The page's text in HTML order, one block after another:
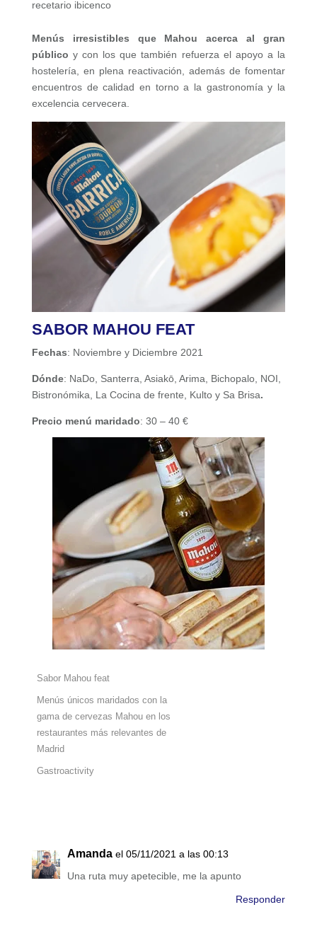
recetario ibicenco
Menús irresistibles que Mahou acerca al gran
público y con los que también refuerza el apoyo a la
hostelería, en plena reactivación, además de fomentar
encuentros de calidad en torno a la gastronomía y la
excelencia cervecera.
SABOR MAHOU FEAT
Fechas: Noviembre y Diciembre 2021
Dónde: NaDo, Santerra, Asiakō, Arima, Bichopalo, NOI,
Bistronómika, La Cocina de frente, Kulto y Sa Brisa.
Precio menú maridado: 30 – 40 €
Sabor Mahou feat
Menús únicos maridados con la
gama de cervezas Mahou en los
restaurantes más relevantes de
Madrid
Gastroactivity
Amanda el 05/11/2021 a las 00:13
Una ruta muy apetecible, me la apunto
Responder